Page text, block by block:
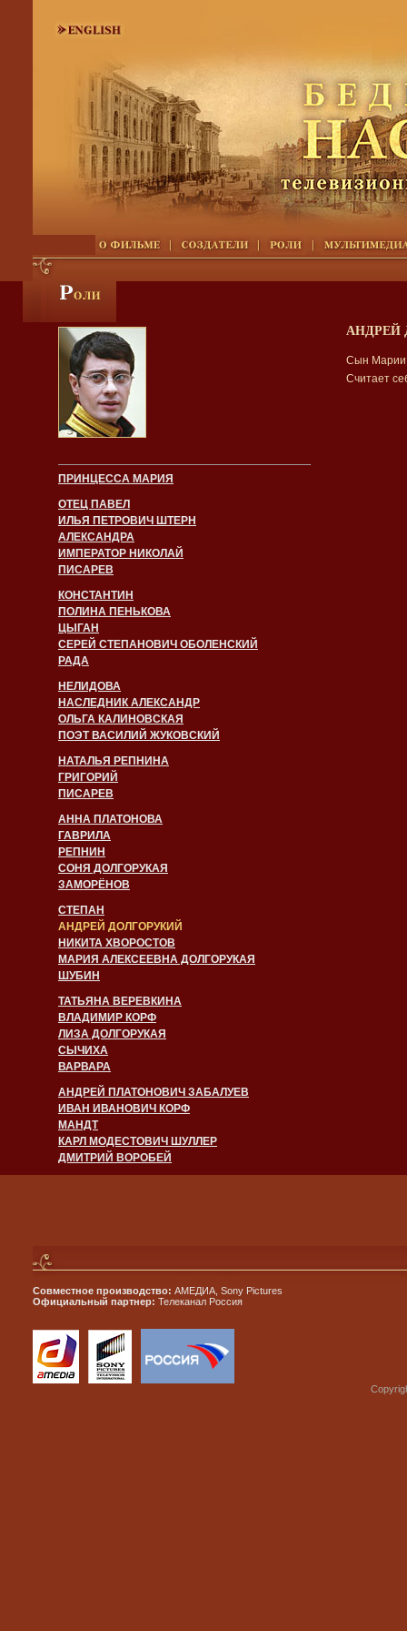
ПРИНЦЕССА МАРИЯ
ОТЕЦ ПАВЕЛ
ИЛЬЯ ПЕТРОВИЧ ШТЕРН
АЛЕКСАНДРА
ИМПЕРАТОР НИКОЛАЙ
ПИСАРЕВ
КОНСТАНТИН
ПОЛИНА ПЕНЬКОВА
ЦЫГАН
СЕРЕЙ СТЕПАНОВИЧ ОБОЛЕНСКИЙ
РАДА
НЕЛИДОВА
НАСЛЕДНИК АЛЕКСАНДР
ОЛЬГА КАЛИНОВСКАЯ
ПОЭТ ВАСИЛИЙ ЖУКОВСКИЙ
НАТАЛЬЯ РЕПНИНА
ГРИГОРИЙ
ПИСАРЕВ
АННА ПЛАТОНОВА
ГАВРИЛА
РЕПНИН
СОНЯ ДОЛГОРУКАЯ
ЗАМОРЁНОВ
СТЕПАН
АНДРЕЙ ДОЛГОРУКИЙ
НИКИТА ХВОРОСТОВ
МАРИЯ АЛЕКСЕЕВНА ДОЛГОРУКАЯ
ШУБИН
ТАТЬЯНА ВЕРЕВКИНА
ВЛАДИМИР КОРФ
ЛИЗА ДОЛГОРУКАЯ
СЫЧИХА
ВАРВАРА
АНДРЕЙ ПЛАТОНОВИЧ ЗАБАЛУЕВ
ИВАН ИВАНОВИЧ КОРФ
МАНДТ
КАРЛ МОДЕСТОВИЧ ШУЛЛЕР
ДМИТРИЙ ВОРОБЕЙ
АНДРЕЙ
Сын Марии
Считает
Совместное производство: АМЕДИА, Sony Pictures
Официальный партнер: Телеканал Россия